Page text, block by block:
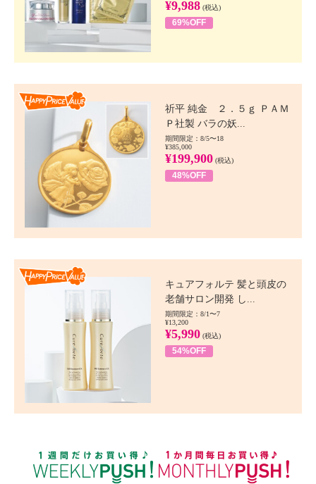
¥9,988 (税込)
69%OFF
祈平 純金 ２．５ｇ ＰＡＭ
Ｐ社製 バラの妖...
期間限定：8/5〜18
¥385,000
¥199,900 (税込)
48%OFF
キュアフォルテ 髪と頭皮の
老舗サロン開発 し...
期間限定：8/1〜7
¥13,200
¥5,990 (税込)
54%OFF